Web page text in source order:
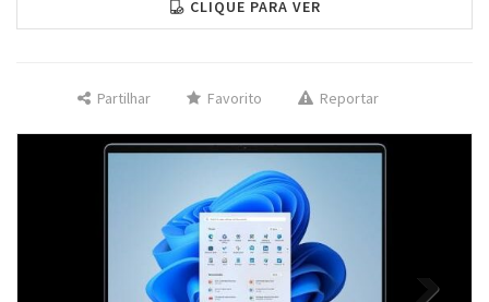
CLIQUE PARA VER
Partilhar Favorito Reportar